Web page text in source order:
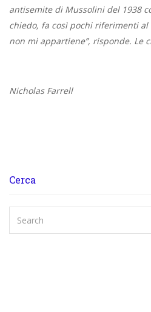
antisemite di Mussolini del 1938
chiedo, fa così pochi riferimenti al
non mi appartiene”, risponde. Le
Nicholas Farrell
Cerca